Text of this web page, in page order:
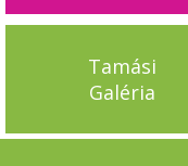
Tamási
Galéria